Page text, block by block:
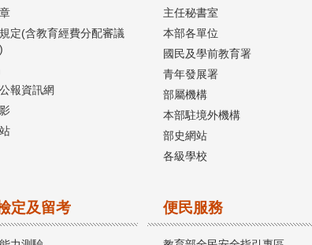
定(含教育經費分配審議
報資訊網
主任秘書室
本部各單位
國民及學前教育署
青年發展署
部屬機構
本部駐境外機構
部史網站
各級學校
定及留考 便民服務